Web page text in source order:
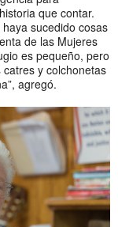
que contar.
sucedido cosas
de las Mujeres
es pequeño, pero
y colchonetas
agregó.